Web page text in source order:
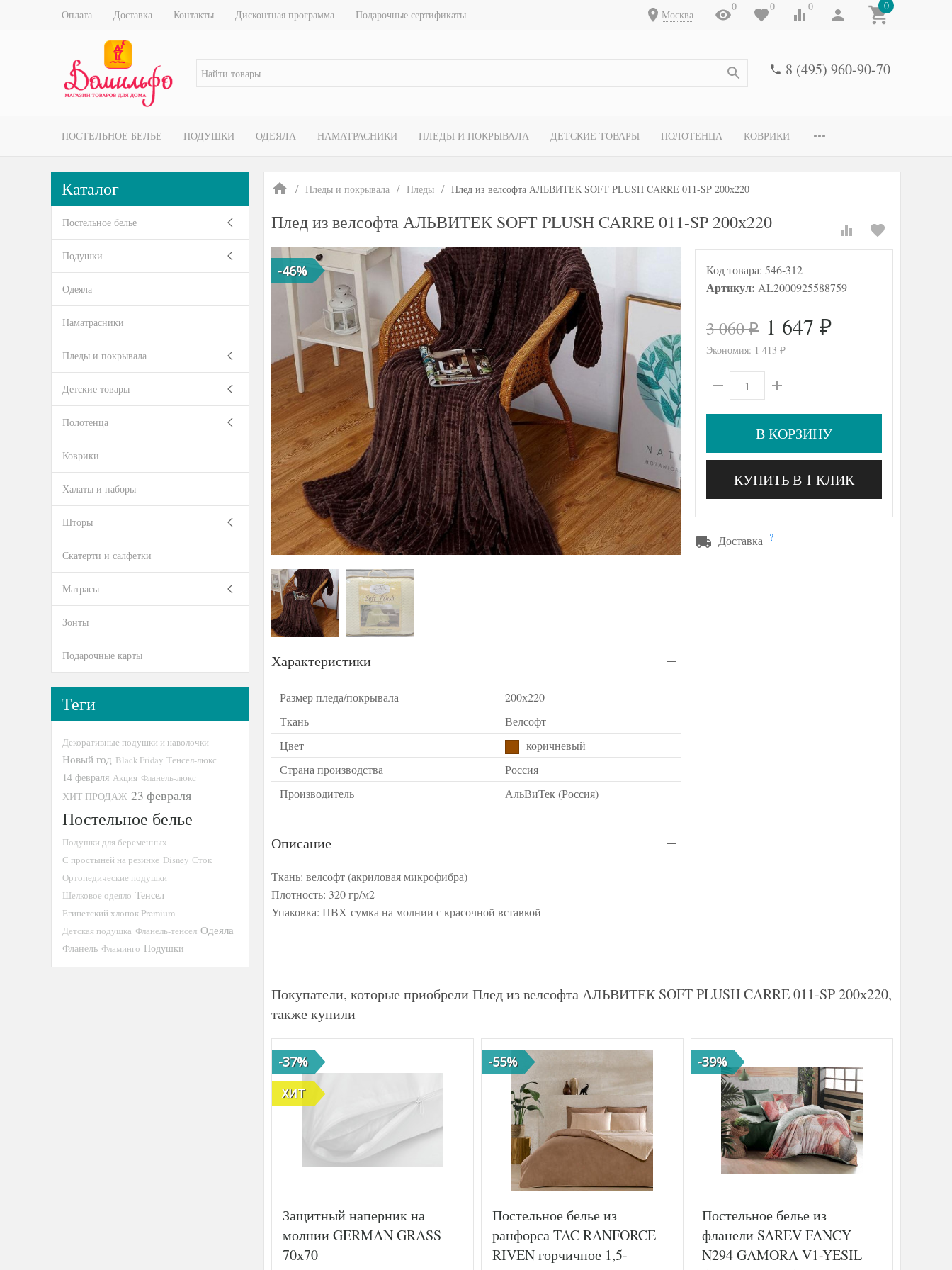
Оплата Доставка Контакты Дисконтная программа Подарочные сертификаты Москва
0 0 0 0
8 (495) 960-90-70
ПОСТЕЛЬНОЕ БЕЛЬЕ ПОДУШКИ ОДЕЯЛА НАМАТРАСНИКИ ПЛЕДЫ И ПОКРЫВАЛА ДЕТСКИЕ ТОВАРЫ ПОЛОТЕНЦА КОВРИКИ
Пледы и покрывала Пледы Плед из велсофта АЛЬВИТЕК SOFT PLUSH CARRE 011-SP 200х220
Плед из велсофта АЛЬВИТЕК SOFT PLUSH CARRE 011-SP 200х220
-46% Код товара: 546-312
Артикул: AL2000925588759
3 060₽ 1 647 ₽
Экономия: 1 413 ₽
В КОРЗИНУ
КУПИТЬ В 1 КЛИК
Доставка ?
Характеристики
Размер пледа/покрывала
200х220
Ткань
Велсофт
Цвет
коричневый
Страна производства
Россия
Производитель
АльВиТек (Россия)
Описание
Ткань: велсофт (акриловая микрофибра)
Плотность: 320 гр/м2
Упаковка: ПВХ-сумка на молнии с красочной вставкой
Покупатели, которые приобрели Плед из велсофта АЛЬВИТЕК SOFT PLUSH CARRE 011-SP 200х220,
также купили
-37%
ХИТ
Защитный наперник на
молнии GERMAN GRASS
70х70
-55%
Постельное белье из
ранфорса TAC RANFORCE
RIVEN горчичное 1,5-
-39%
Постельное белье из
фланели SAREV FANCY
N294 GAMORA V1-YESIL
Каталог
Постельное белье
Подушки
Одеяла
Наматрасники
Пледы и покрывала
Детские товары
Полотенца
Коврики
Халаты и наборы
Шторы
Скатерти и салфетки
Матрасы
Зонты
Подарочные карты
Теги
Декоративные подушки и наволочки
Новый год Black Friday Тенсел-люкс
14 февраля Акция Фланель-люкс
ХИТ ПРОДАЖ 23 февраля
Постельное белье
Подушки для беременных
С простыней на резинке Disney Сток
Ортопедические подушки
Шелковое одеяло Тенсел
Египетский хлопок Premium
Детская подушка Фланель-тенсел Одеяла
Фланель Фламинго Подушки